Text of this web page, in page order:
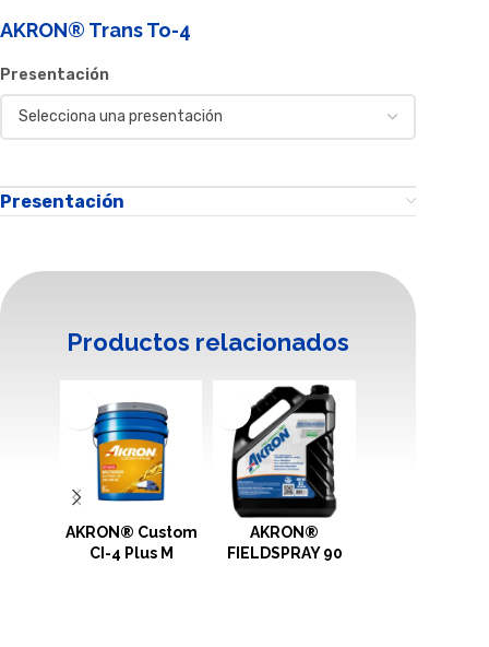
AKRON® Trans To-4
Presentación
Presentación
Productos relacionados
AKRON® Custom
CI-4 Plus M
AKRON®
FIELDSPRAY 90